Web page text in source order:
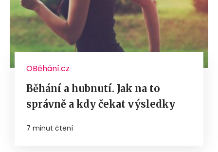
OBěhání.cz
Běhání a hubnutí. Jak na to
správně a kdy čekat výsledky
7 minut čtení